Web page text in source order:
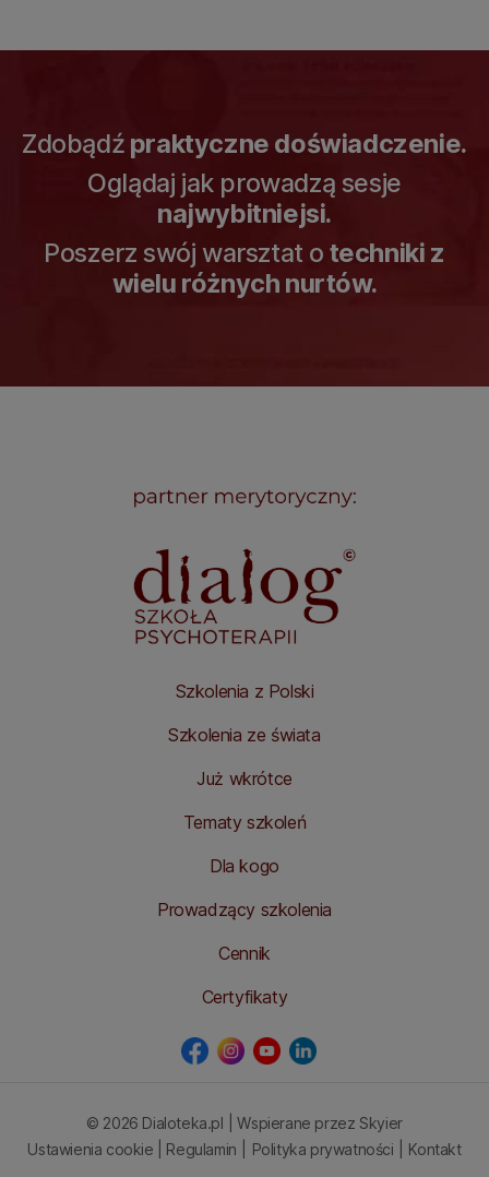
Zdobądź praktyczne doświadczenie.
Oglądaj jak prowadzą sesje
najwybitniejsi.
Poszerz swój warsztat o techniki z
wielu różnych nurtów.
Szkolenia z Polski
Szkolenia ze świata
Już wkrótce
Tematy szkoleń
Dla kogo
Prowadzący szkolenia
Cennik
Certyfikaty
© 2026 Dialoteka.pl | Wspierane przezSkyier
Ustawienia cookie
Regulamin Polityka prywatności Kontakt